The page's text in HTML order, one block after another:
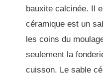
bauxite calcinée. Il
céramique est un
les coins du
seulement la
cuisson. Le sable